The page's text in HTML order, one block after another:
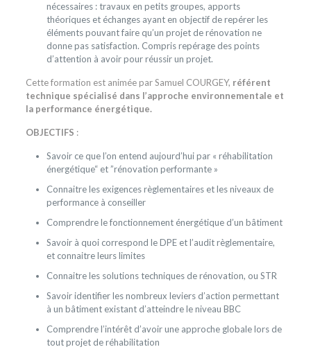
nécessaires : travaux en petits groupes, apports
théoriques et échanges ayant en objectif de repérer les
éléments pouvant faire qu’un projet de rénovation ne
donne pas satisfaction. Compris repérage des points
d’attention à avoir pour réussir un projet.
Cette formation est animée par Samuel COURGEY, référent
technique spécialisé dans l’approche environnementale et
la performance énergétique.
OBJECTIFS :
Savoir ce que l’on entend aujourd’hui par « réhabilitation
énergétique“ et ”rénovation performante »
Connaitre les exigences règlementaires et les niveaux de
performance à conseiller
Comprendre le fonctionnement énergétique d’un bâtiment
Savoir à quoi correspond le DPE et l’audit règlementaire,
et connaitre leurs limites
Connaitre les solutions techniques de rénovation, ou STR
Savoir identifier les nombreux leviers d’action permettant
à un bâtiment existant d’atteindre le niveau BBC
Comprendre l’intérêt d’avoir une approche globale lors de
tout projet de réhabilitation